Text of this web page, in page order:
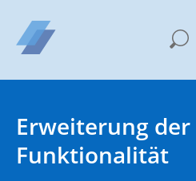
Erweiterung der
Funktionalität